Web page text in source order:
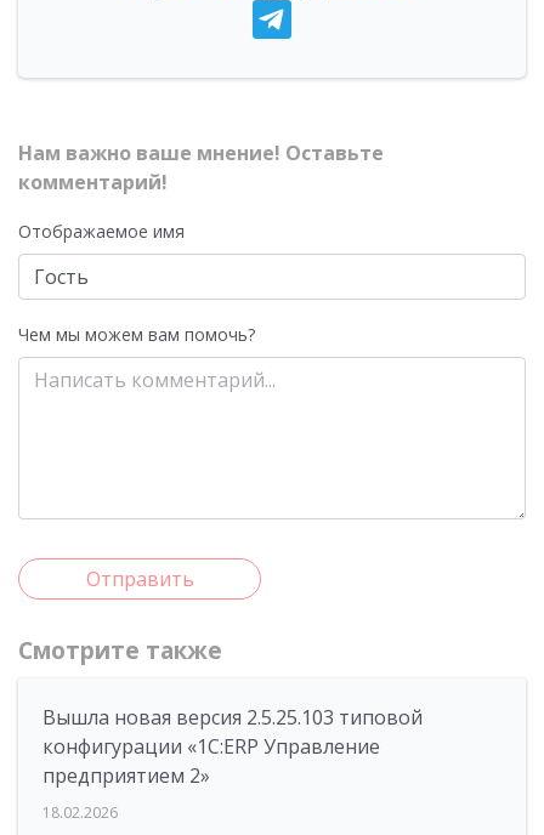
Нам важно ваше мнение! Оставьте
комментарий!
Отображаемое имя
Чем мы можем вам помочь?
Отправить
Смотрите также
Вышла новая версия 2.5.25.103 типовой
конфигурации «1С:ERP Управление
предприятием 2»
18.02.2026